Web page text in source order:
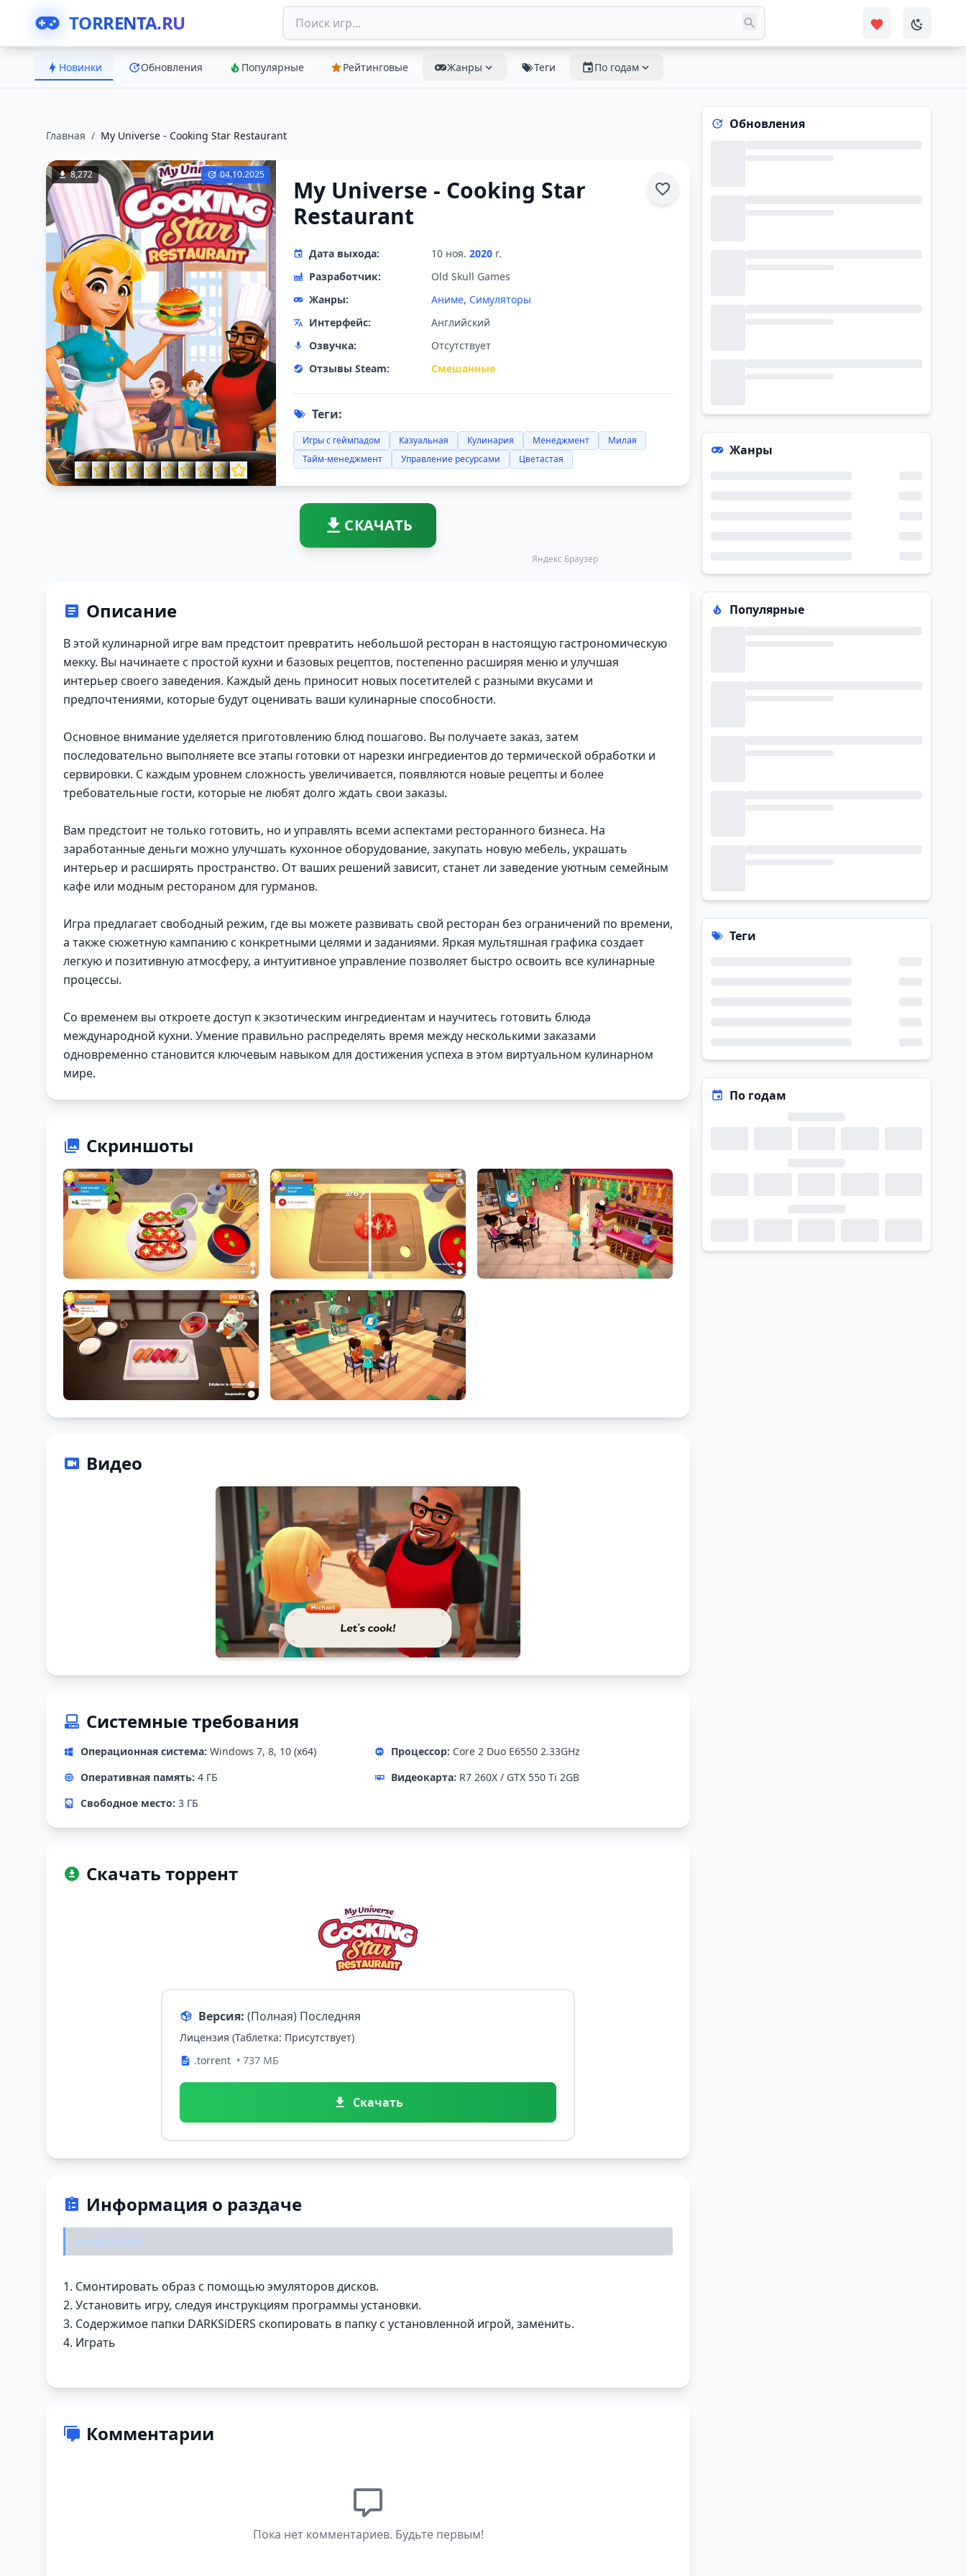
TORRENTA.RU
Новинки Обновления Популярные Рейтинговые Жанры Теги По годам
Главная / My Universe - Cooking Star Restaurant
8,272 04.10.2025
My Universe - Cooking Star
Restaurant
Дата выхода: 10 ноя. 2020 г.
Разработчик:
Old Skull Games
Жанры:
Аниме, Симуляторы
Интерфейс:
Английский
Озвучка:
Отсутствует
Отзывы Steam:
Смешанные
Теги:
Игры с геймпадом Казуальная Кулинария Менеджмент
Милая
Тайм-менеджмент
Управление ресурсами Цветастая
СКАЧАТЬ
Яндекс Браузер
Описание
В этой кулинарной игре вам предстоит превратить небольшой ресторан в настоящую гастрономическую
мекку. Вы начинаете с простой кухни и базовых рецептов, постепенно расширяя меню и улучшая
интерьер своего заведения. Каждый день приносит новых посетителей с разными вкусами и
предпочтениями, которые будут оценивать ваши кулинарные способности.
Основное внимание уделяется приготовлению блюд пошагово. Вы получаете заказ, затем
последовательно выполняете все этапы готовки от нарезки ингредиентов до термической обработки и
сервировки. С каждым уровнем сложность увеличивается, появляются новые рецепты и более
требовательные гости, которые не любят долго ждать свои заказы.
Вам предстоит не только готовить, но и управлять всеми аспектами ресторанного бизнеса. На
заработанные деньги можно улучшать кухонное оборудование, закупать новую мебель, украшать
интерьер и расширять пространство. От ваших решений зависит, станет ли заведение уютным семейным
кафе или модным рестораном для гурманов.
Игра предлагает свободный режим, где вы можете развивать свой ресторан без ограничений по времени,
а также сюжетную кампанию с конкретными целями и заданиями. Яркая мультяшная графика создает
легкую и позитивную атмосферу, а интуитивное управление позволяет быстро освоить все кулинарные
процессы.
Со временем вы откроете доступ к экзотическим ингредиентам и научитесь готовить блюда
международной кухни. Умение правильно распределять время между несколькими заказами
одновременно становится ключевым навыком для достижения успеха в этом виртуальном кулинарном
мире.
Скриншоты
Видео
Системные требования
Операционная система: Windows 7, 8, 10 (x64) Процессор: Core 2 Duo E6550 2.33GHz
Оперативная память: 4 ГБ Видеокарта: R7 260X / GTX 550 Ti 2GB
Свободное место: 3 ГБ
Скачать торрент
Версия: (Полная) Последняя
Лицензия (Таблетка: Присутствует)
.torrent • 737 МБ
Скачать
Информация о раздаче
Установка:
1. Смонтировать образ с помощью эмуляторов дисков.
2. Установить игру, следуя инструкциям программы установки.
3. Содержимое папки DARKSiDERS скопировать в папку с установленной игрой, заменить.
4. Играть
Комментарии
Пока нет комментариев. Будьте первым!
Обновления
Жанры
Популярные
Теги
По годам